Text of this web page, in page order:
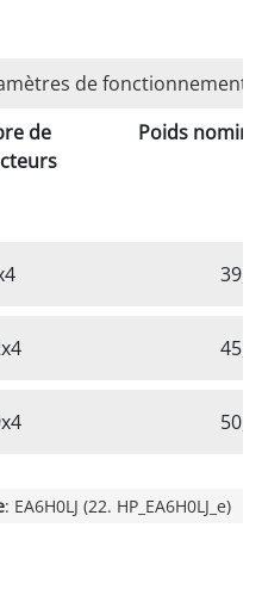
de fonctionnement
de
Poids
39,8
45,1
50,6
: EA6H0LJ (22. HP_EA6H0LJ_e)